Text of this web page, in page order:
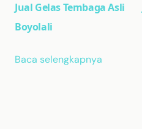
Jual Gelas Tembaga Asli
Boyolali
Baca selengkapnya